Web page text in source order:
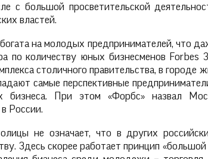
с большой просветительской
властей.
на молодых предпринимателей, что
по количеству юных бизнесменов Forbes
столичного правительства, в городе
самые перспективные
бизнеса. При этом «Форбс» назвал
России.
не означает, что в других
Здесь скорее работает принцип